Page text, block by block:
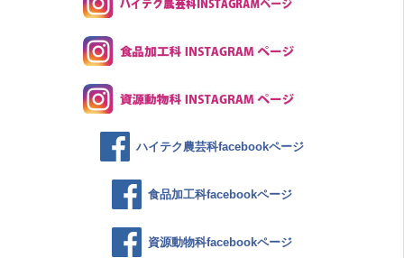
ハイテク農芸科facebookページ
食品加工科facebookページ
資源動物科facebookページ